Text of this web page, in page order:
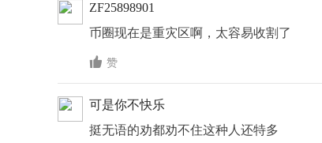
ZF25898901
币圈现在是重灾区啊，太容易收割了
 赞
可是你不快乐
挺无语的劝都劝不住这种人还特多